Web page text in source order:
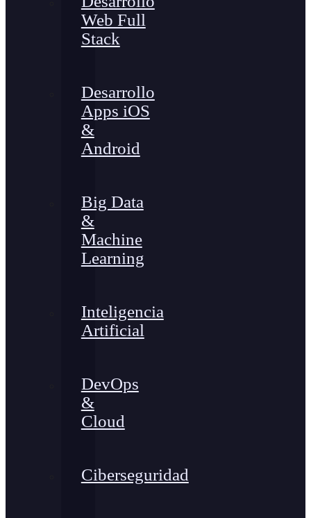
Web Full
Stack
Desarrollo
Apps iOS
&
Android
Big Data
&
Machine
Learning
Inteligencia
Artificial
DevOps
&
Cloud
Ciberseguridad